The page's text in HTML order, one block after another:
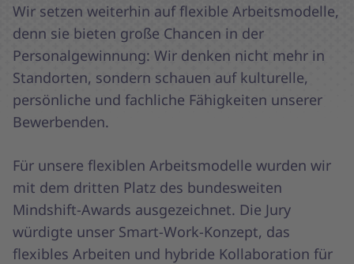
Wir setzen weiterhin auf flexible Arbeitsmodelle,
denn sie bieten große Chancen in der
Personalgewinnung: Wir denken nicht mehr in
Standorten, sondern schauen auf kulturelle,
persönliche und fachliche Fähigkeiten unserer
Bewerbenden.
Für unsere flexiblen Arbeitsmodelle wurden wir
mit dem dritten Platz des bundesweiten
Mindshift-Awards ausgezeichnet. Die Jury
würdigte unser Smart-Work-Konzept, das
flexibles Arbeiten und hybride Kollaboration für